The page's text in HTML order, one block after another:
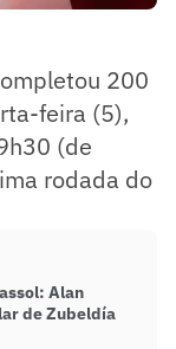
200
feira (5),
(de
rodada do
Alan
de Zubeldía